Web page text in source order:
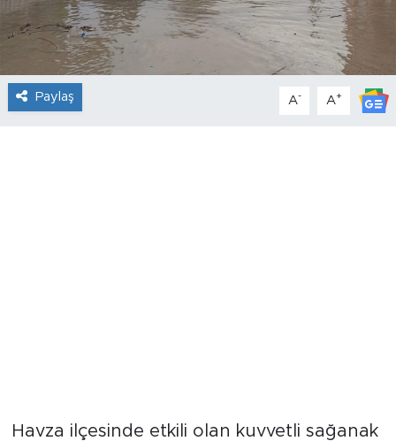
Paylaş A- A+
Havza ilçesinde etkili olan kuvvetli sağanak